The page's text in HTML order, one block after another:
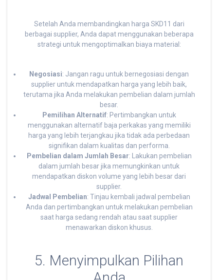
Setelah Anda membandingkan harga SKD11 dari
berbagai supplier, Anda dapat menggunakan beberapa
strategi untuk mengoptimalkan biaya material:
Negosiasi: Jangan ragu untuk bernegosiasi dengan
supplier untuk mendapatkan harga yang lebih baik,
terutama jika Anda melakukan pembelian dalam jumlah
besar.
Pemilihan Alternatif: Pertimbangkan untuk
menggunakan alternatif baja perkakas yang memiliki
harga yang lebih terjangkau jika tidak ada perbedaan
signifikan dalam kualitas dan performa.
Pembelian dalam Jumlah Besar: Lakukan pembelian
dalam jumlah besar jika memungkinkan untuk
mendapatkan diskon volume yang lebih besar dari
supplier.
Jadwal Pembelian: Tinjau kembali jadwal pembelian
Anda dan pertimbangkan untuk melakukan pembelian
saat harga sedang rendah atau saat supplier
menawarkan diskon khusus.
5. Menyimpulkan Pilihan